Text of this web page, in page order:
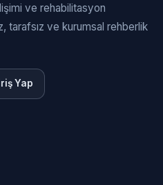
ve rehabilitasyon
tarafsız ve kurumsal rehberlik
Yap